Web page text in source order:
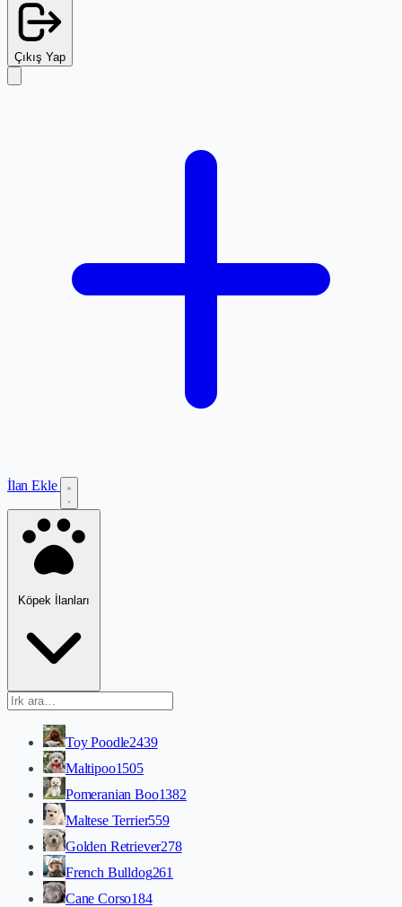
Çıkış Yap
İlan Ekle
Köpek İlanları
Toy Poodle2439
Maltipoo1505
Pomeranian Boo1382
Maltese Terrier559
Golden Retriever278
French Bulldog261
Cane Corso184